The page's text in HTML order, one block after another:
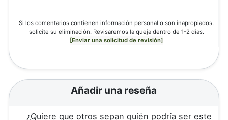
Si los comentarios contienen información personal o son inapropiados,
solicite su eliminación. Revisaremos la queja dentro de 1-2 días.
[Enviar una solicitud de revisión]
Añadir una reseña
¿Quiere que otros sepan quién podría ser este